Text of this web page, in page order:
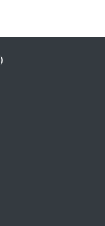
)